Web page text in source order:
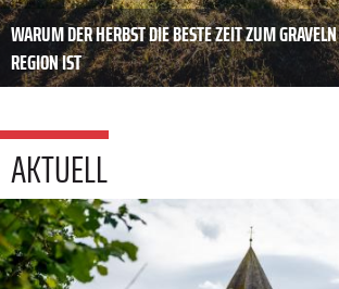
WARUM DER HERBST DIE BESTE ZEIT ZUM
REGION IST
AKTUELL